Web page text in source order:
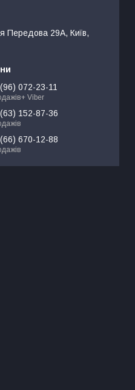
Передова 29А, Київ,
072-23-11
Viber
152-87-36
670-12-88